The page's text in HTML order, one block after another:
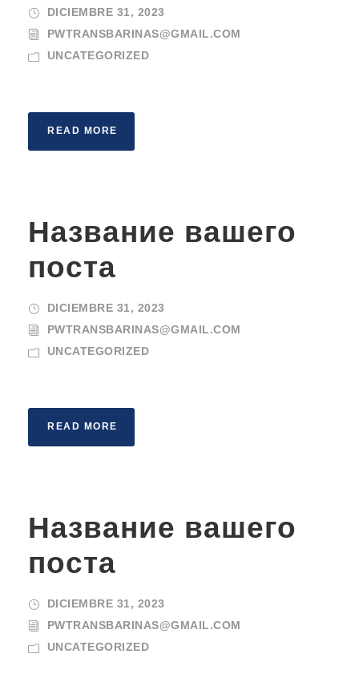
DICIEMBRE 31, 2023
PWTRANSBARINAS@GMAIL.COM
UNCATEGORIZED
READ MORE
Название вашего
поста
DICIEMBRE 31, 2023
PWTRANSBARINAS@GMAIL.COM
UNCATEGORIZED
READ MORE
Название вашего
поста
DICIEMBRE 31, 2023
PWTRANSBARINAS@GMAIL.COM
UNCATEGORIZED